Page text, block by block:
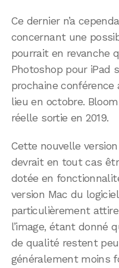
Ce dernier n’a
concernant une
pourrait en revanche
Photoshop pour iPad
prochaine conférence
lieu en octobre.
réelle sortie en 2019.
Cette nouvelle
devrait en tout cas
dotée en
version Mac du
particulièrement
l’image, étant donné
de qualité restent
généralement moins